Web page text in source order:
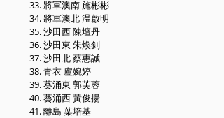
33. 將軍澳南 施彬彬
34. 將軍澳北 温啟明
35. 沙田西 陳壇丹
36. 沙田東 朱煥釗
37. 沙田北 蔡惠誠
38. 青衣 盧婉婷
39. 葵涌東 郭芙蓉
40. 葵涌西 黃俊揚
41. 離島 葉培基